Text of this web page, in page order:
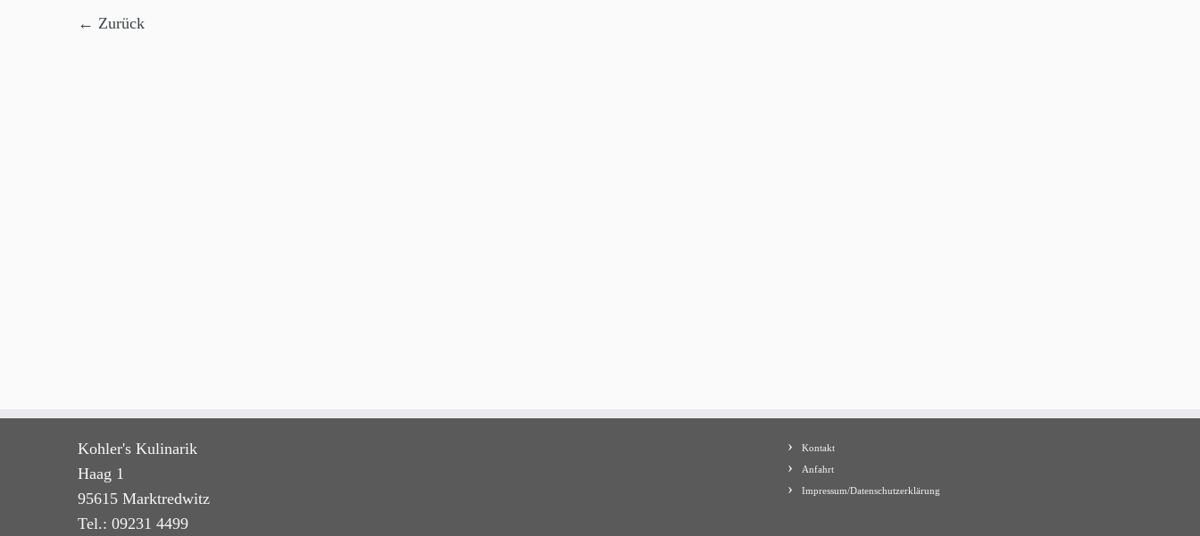
← Zurück
Kohler's Kulinarik
Haag 1
95615 Marktredwitz
Tel.: 09231 4499
Kontakt
Anfahrt
Impressum/Datenschutzerklärung